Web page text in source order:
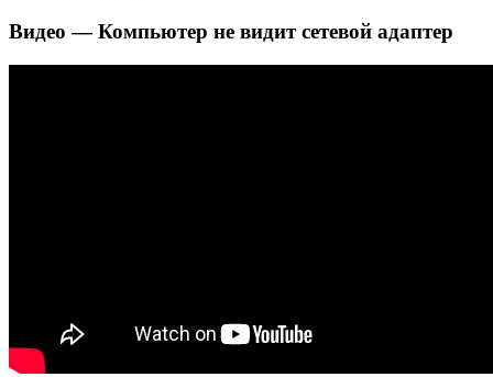
Видео — Компьютер не видит сетевой адаптер